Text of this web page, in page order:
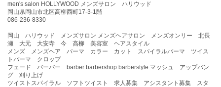
men's salon HOLLYWOOD メンズサロン ハリウッド
岡山県岡山市北区高柳西町17-3-1階
086-236-8330
岡山 ハリウッド メンズサロン メンズヘアサロン メンズオンリー 北長
瀬 大元 大安寺 今 高柳 美容室 ヘアスタイル
メンズ メンズヘア パーマ カラー カット スパイラルパーマ ツイス
トパーマ クロップ
フェード バーバー barber barbershop barberstyle マッシュ アップバン
グ 刈り上げ
ツイストスパイラル ソフトツイスト 求人募集 アシスタント募集 スタ